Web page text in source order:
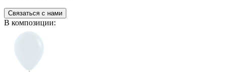
Связаться с нами
В композиции: